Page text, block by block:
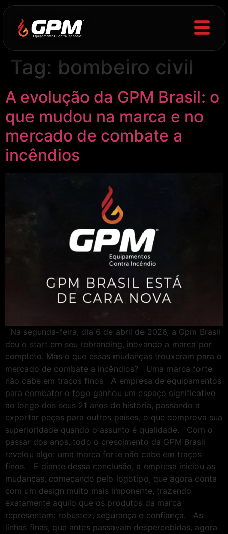
Tag: bombeiro civil
A evolução da GPM Brasil: o
que mudou na marca e no
mercado de combate a
incêndios
Na segunda-feira, dia 6 de abril de 2026, a Gpm Brasil
deu o start em seu rebranding, inovando a marca por
completo. Mas o que essas mudanças trouxeram para o
mercado de combate a incêndios? Uma marca forte
não cabe em traços finos A empresa de equipamentos
para combater o fogo ganhou um espaço significativo
ao longo dos seus 21 anos de história, passando a
exportar peças para outros países, o que comprova sua
superioridade quando o assunto é qualidade. Com o
passar dos anos, todo o crescimento da GPM Brasil
revelou algo: uma marca forte não cabe em traços
finos. E diante dessa conclusão, a empresa iniciou as
mudanças, começando pelo logotipo, que agora conta
com um design muito mais imponente, trazendo
exatamente aquilo que os produtos da marca
representam: robustez, segurança e confiança. As
linhas finas, que antes passavam despercebidas, agora